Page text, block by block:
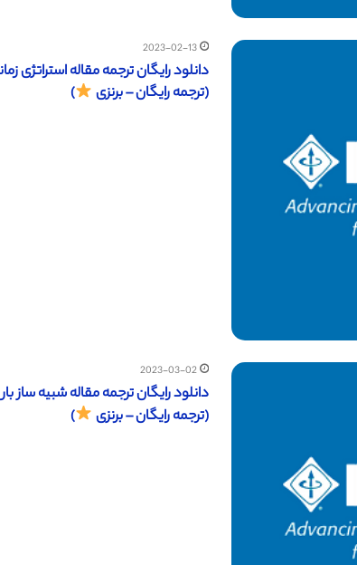
2023-02-13
(ترجمه رایگان – برنزی
)
2023-03-02
(ترجمه رایگان – برنزی
)